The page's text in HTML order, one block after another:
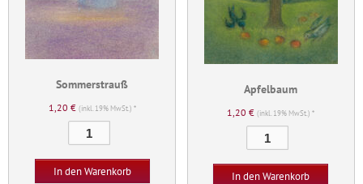
Sommerstrauß
1,20 € (inkl. 19% MwSt.) *
Menge
In den Warenkorb
Apfelbaum
1,20€ (inkl. 19% MwSt.) *
Menge
In den Warenkorb